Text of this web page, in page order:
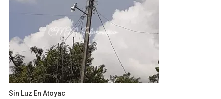
Sin Luz En Atoyac